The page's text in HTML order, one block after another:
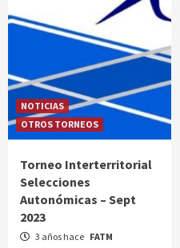
NOTICIAS
OTROS TORNEOS
Torneo Interterritorial
Selecciones
Autonómicas – Sept
2023
3 años hace FATM